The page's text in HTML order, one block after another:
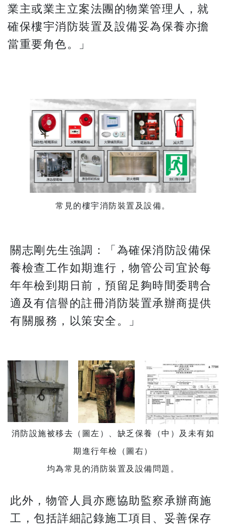
業主或業主立案法團的物業管理人，就
確保樓宇消防裝置及設備妥為保養亦擔
當重要角色。」
常見的樓宇消防裝置及設備。
關志剛先生強調：「為確保消防設備保
養檢查工作如期進行，物管公司宜於每
年年檢到期日前，預留足夠時間委聘合
適及有信譽的註冊消防裝置承辦商提供
有關服務，以策安全。」
消防設施被移去（圖左）、缺乏保養（中）及未有如
期進行年檢（圖右）
均為常見的消防裝置及設備問題。
此外，物管人員亦應協助監察承辦商施
工，包括詳細記錄施工項目、妥善保存